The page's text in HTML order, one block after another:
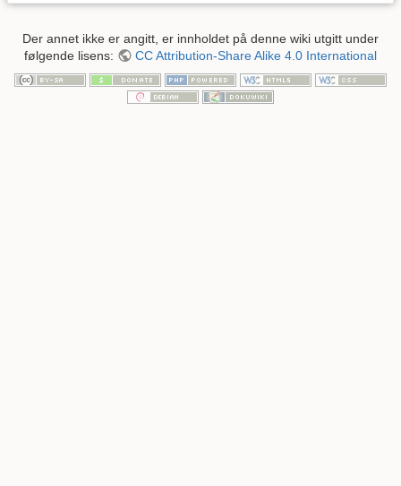
Der annet ikke er angitt, er innholdet på denne wiki utgitt under
følgende lisens:
CC Attribution-Share Alike 4.0 International